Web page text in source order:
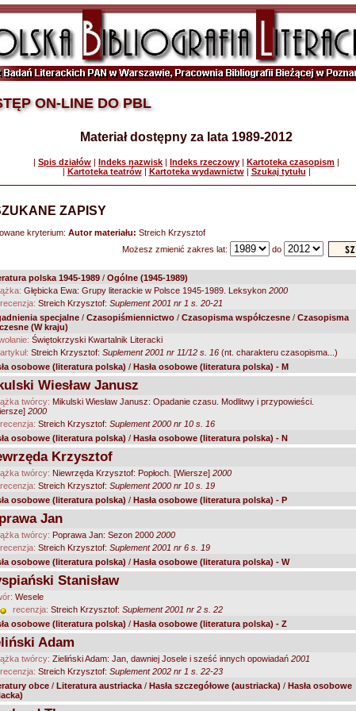
ON-LINE DO PBL
Materiał dostępny za lata 1989-2012
| Spis działów | Indeks nazwisk | Indeks rzeczowy | Kartoteka czasopism |
| Kartoteka teatrów| Kartoteka wydawnictw| Szukaj tytułu |
ZAPISY
kryterium: Autor materiału: Streich Krzysztof
Możesz zmienić zakres lat:
do
polska 1945-1989 / Ogólne (1945-1989)
Głębicka Ewa: Grupy literackie w Polsce 1945-1989. Leksykon 2000
recenzja: Streich Krzysztof: Suplement 2001 nr 1 s. 20-21
specjalne / Czasopiśmiennictwo / Czasopisma współczesne / Czasopisma
(W kraju)
Świętokrzyski Kwartalnik Literacki
artykuł: Streich Krzysztof: Suplement 2001 nr 11/12 s. 16 (nt. charakteru czasopisma...)
osobowe (literatura polska) / Hasła osobowe (literatura polska) - M
Wiesław Janusz
twórcy: Mikulski Wiesław Janusz: Opadanie czasu. Modlitwy i przypowieści.
2000
recenzja: Streich Krzysztof: Suplement 2000 nr 10 s. 16
osobowe (literatura polska) / Hasła osobowe (literatura polska) - N
Krzysztof
twórcy: Niewrzęda Krzysztof: Popłoch. [Wiersze] 2000
recenzja: Streich Krzysztof: Suplement 2000 nr 10 s. 19
osobowe (literatura polska) / Hasła osobowe (literatura polska) - P
Jan
twórcy: Poprawa Jan: Sezon 2000 2000
recenzja: Streich Krzysztof: Suplement 2001 nr 6 s. 19
osobowe (literatura polska) / Hasła osobowe (literatura polska) - W
Stanisław
Wesele
recenzja: Streich Krzysztof: Suplement 2001 nr 2 s. 22
osobowe (literatura polska) / Hasła osobowe (literatura polska) - Z
Adam
twórcy: Zieliński Adam: Jan, dawniej Josele i sześć innych opowiadań 2001
recenzja: Streich Krzysztof: Suplement 2002 nr 1 s. 22-23
obce / Literatura austriacka / Hasła szczegółowe (austriacka) / Hasła osobowe